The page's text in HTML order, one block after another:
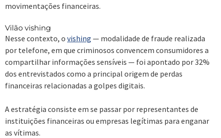
movimentações financeiras.
Vilão vishing
Nesse contexto, o vishing — modalidade de fraude realizada
por telefone, em que criminosos convencem consumidores a
compartilhar informações sensíveis — foi apontado por 32%
dos entrevistados como a principal origem de perdas
financeiras relacionadas a golpes digitais.
A estratégia consiste em se passar por representantes de
instituições financeiras ou empresas legítimas para enganar
as vítimas.